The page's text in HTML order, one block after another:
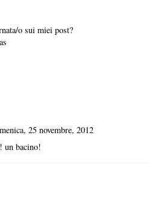
o sui miei post?
25 novembre, 2012
un bacino!